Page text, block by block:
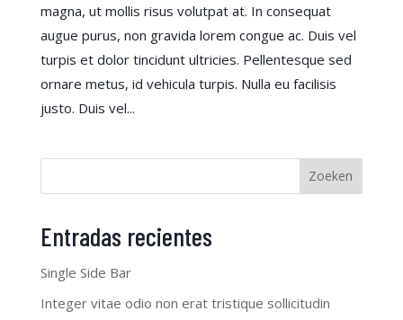
magna, ut mollis risus volutpat at. In consequat
augue purus, non gravida lorem congue ac. Duis vel
turpis et dolor tincidunt ultricies. Pellentesque sed
ornare metus, id vehicula turpis. Nulla eu facilisis
justo. Duis vel...
Zoeken
Entradas recientes
Single Side Bar
Integer vitae odio non erat tristique sollicitudin